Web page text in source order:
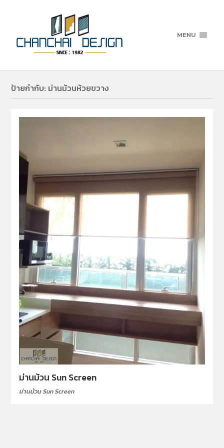
MENU
ป้ายกำกับ: ม่านม้วนห้วยขวาง
ม่านม้วน Sun Screen
ม่านม้วน Sun Screen